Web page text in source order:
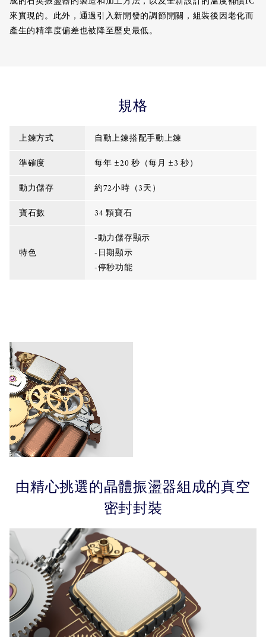
來實現的。此外，通過引入新開發的調節開關，組裝後因老化而
產生的精準度偏差也被降至歷史最低。
規格
上鍊方式 自動上鍊搭配手動上鍊
準確度 每年 ±20 秒（每月 ±3 秒）
動力儲存 約72小時（3天）
寶石數 34 顆寶石
特色
-動力儲存顯示
-日期顯示
-停秒功能
由精心挑選的晶體振盪器組成的真空
密封封裝